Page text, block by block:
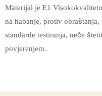
Materijal je E1
na habanje, protiv
standarde testiranja, neće
povjerenjem.